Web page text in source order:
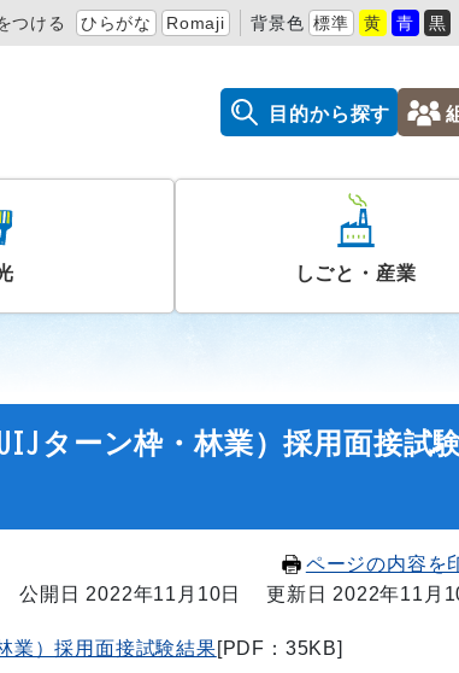
つける ひらがな Romaji 背景色 標準 黄 青 黒
目的から探す
しごと・産業
ターン枠・林業）採用面接試
ページの内容を
公開日 2022年11月10日
更新日 2022年11月
業）採用面接試験結果[PDF：35KB]